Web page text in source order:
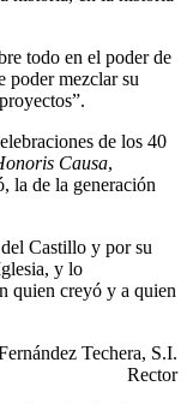
todo en el poder de
poder mezclar su
de los 40
Causa,
la de la generación
Castillo y por su
y lo
quien creyó y a quien
Techera, S.I.
Rector